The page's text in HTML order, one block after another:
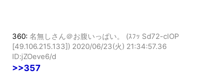
360:名無しさん＠お腹いっぱい。 (ｽﾌｯ Sd72-clOP
[49.106.215.133])
ID:jZOeve6/d